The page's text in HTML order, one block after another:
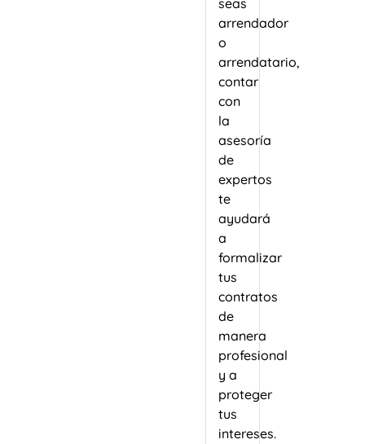
seas
arrendador
o
arrendatario,
contar
con
la
asesoría
de
expertos
te
ayudará
a
formalizar
tus
contratos
de
manera
profesional
y a
proteger
tus
intereses.